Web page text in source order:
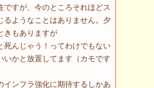
ですが、今のところそれほどス
るようなことはありません。夕
きもありますが
死んじゃう！ってわけでもない
いかと放置してます（カモです
インフラ強化に期待するしかあ